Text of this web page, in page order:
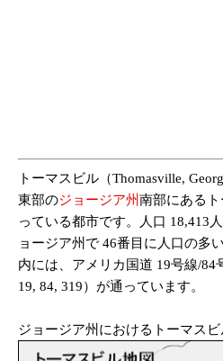
トーマスビル（Thomasville,
東部のジョージア州南部にある
っている都市です。人口 18,413
ョージア州で 46番目に人口の多
内には、アメリカ国道 19号線/84
19, 84, 319）が通っています。
ジョージア州におけるトーマス